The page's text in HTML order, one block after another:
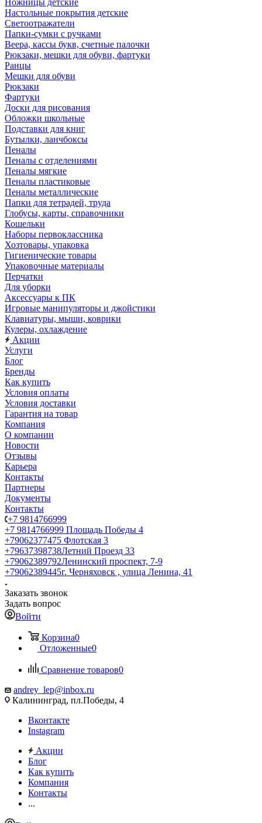
Ножницы детские
Настольные покрытия детские
Светоотражатели
Папки-сумки с ручками
Веера, кассы букв, счетные палочки
Рюкзаки, мешки для обуви, фартуки
Ранцы
Мешки для обуви
Рюкзаки
Фартуки
Доски для рисования
Обложки школьные
Подставки для книг
Бутылки, ланчбоксы
Пеналы
Пеналы с отделениями
Пеналы мягкие
Пеналы пластиковые
Пеналы металлические
Папки для тетрадей, труда
Глобусы, карты, справочники
Кошельки
Наборы первоклассника
Хозтовары, упаковка
Гигиенические товары
Упаковочные материалы
Перчатки
Для уборки
Аксессуары к ПК
Игровые манипуляторы и джойстики
Клавиатуры, мыши, коврики
Кулеры, охлаждение
Акции
Услуги
Блог
Бренды
Как купить
Условия оплаты
Условия доставки
Гарантия на товар
Компания
О компании
Новости
Отзывы
Карьера
Контакты
Партнеры
Документы
Контакты
+7 9814766999
+7 9814766999 Площадь Победы 4
+79062377475 Флотская 3
+79637398738Летний Проезд 33
+79062389792Ленинский проспект, 7-9
+79062389445г. Черняховск , улица Ленина, 41
Заказать звонок
Задать вопрос
Войти
Корзина0
Отложенные0
Сравнение товаров0
andrey_lep@inbox.ru
Калининград, пл.Победы, 4
Вконтакте
Instagram
Акции
Блог
Как купить
Компания
Контакты
...